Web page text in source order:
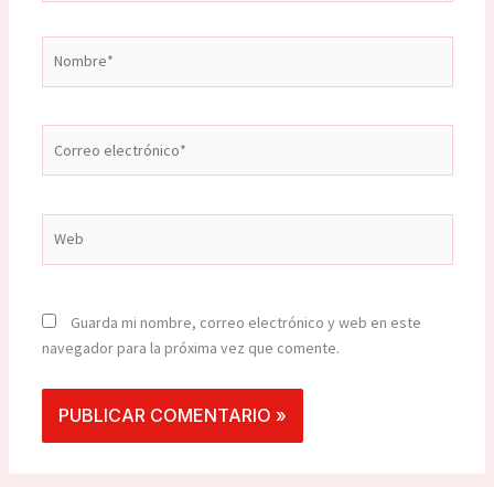
electrónico*
Guarda mi nombre, correo electrónico y web en este
navegador para la próxima vez que comente.